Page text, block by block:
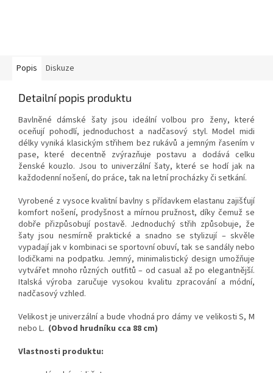
Popis Diskuze
Detailní popis produktu
Bavlněné dámské šaty jsou ideální volbou pro ženy, které
oceňují pohodlí, jednoduchost a nadčasový styl. Model midi
délky vyniká klasickým střihem bez rukávů a jemným řasením v
pase, které decentně zvýrazňuje postavu a dodává celku
ženské kouzlo. Jsou to univerzální šaty, které se hodí jak na
každodenní nošení, do práce, tak na letní procházky či setkání.
Vyrobené z vysoce kvalitní bavlny s přídavkem elastanu zajišťují
komfort nošení, prodyšnost a mírnou pružnost, díky čemuž se
dobře přizpůsobují postavě. Jednoduchý střih způsobuje, že
šaty jsou nesmírně praktické a snadno se stylizují – skvěle
vypadají jak v kombinaci se sportovní obuví, tak se sandály nebo
lodičkami na podpatku. Jemný, minimalistický design umožňuje
vytvářet mnoho různých outfitů – od casual až po elegantnější.
Italská výroba zaručuje vysokou kvalitu zpracování a módní,
nadčasový vzhled.
Velikost je univerzální a bude vhodná pro dámy ve velikosti S, M
nebo L. (Obvod hrudníku cca 88 cm)
Vlastnosti produktu: